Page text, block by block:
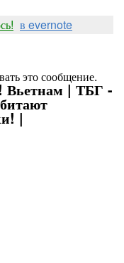
в evernote
это сообщение.
Вьетнам | ТБГ -
|